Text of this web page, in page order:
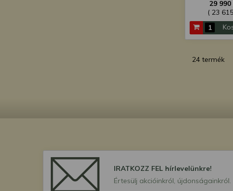
29 990
( 23
24 termék
IRATKOZZ FEL hírlevelünkre!
Értesülj akcióinkról, újdonságainkról.